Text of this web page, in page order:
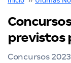
previstos
Concursos